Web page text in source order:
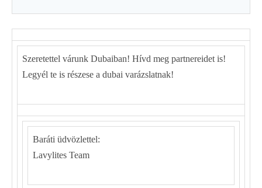
Szeretettel várunk Dubaiban! Hívd meg partnereidet is!
Legyél te is részese a dubai varázslatnak!
Baráti üdvözlettel:
Lavylites Team